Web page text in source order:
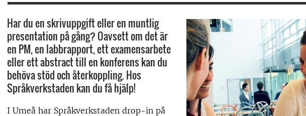
Har du en skrivuppgift eller en muntlig
presentation på gång? Oavsett om det är
en PM, en labbrapport, ett examensarbete
eller ett abstract till en konferens kan du
behöva stöd och återkoppling. Hos
Språkverkstaden kan du få hjälp!
I Umeå har Språkverkstaden drop-in på